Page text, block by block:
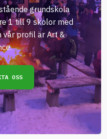
grundskola
1 till 9 skolor med
vår profil är Art &
OSS